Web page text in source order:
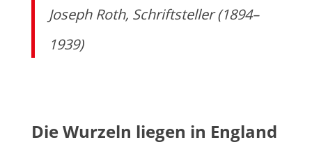
Joseph Roth, Schrift­stel­ler (1894–
1939)
Die Wur­zeln lie­gen in England